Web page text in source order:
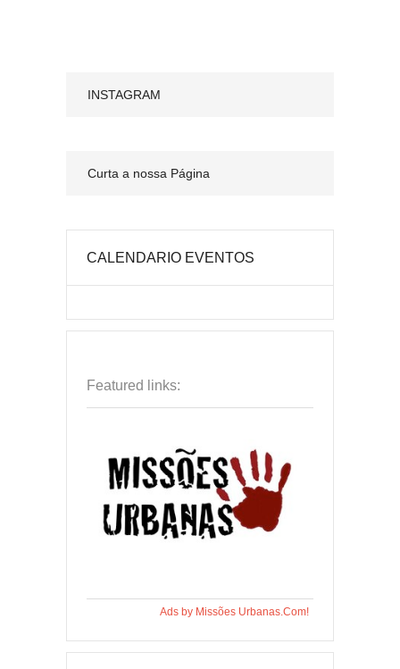
INSTAGRAM
Curta a nossa Página
CALENDARIO EVENTOS
Featured links:
Ads by Missões Urbanas.Com!